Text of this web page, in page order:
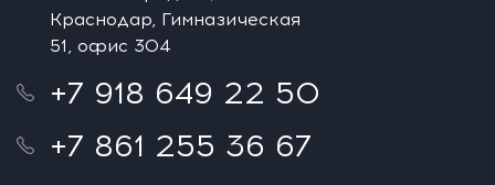
Краснодар, Гимназическая
51, офис 304
+7 918 649 22 50
+7 861 255 36 67